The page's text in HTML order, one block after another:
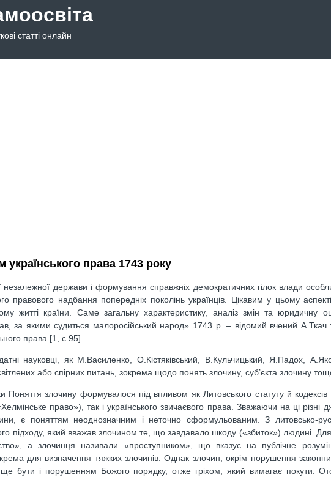
статті онлайн
права 1743 року
держави і формування справжніх демократичних гілок влади
правового надбання попередніх поколінь українців. Цікавим у цьому
житті країни. Саме загальну характеристику, аналіз змін та юридичну
за якими судиться малоросійський народ» 1743 р. – відомий вчений А.Ткач
права [1, c.95].
науковці, як М.Василенко, О.Кістяківський, В.Кульчицький, Я.Падох,
або спірних питань, зокрема щодо понять злочину, суб’єкта злочину
Поняття злочину формувалося під впливом як Литовського статуту й кодексів
право»), так і українського звичаєвого права. Зважаючи на ці різні
є поняттям неоднозначним і неточно сформульованим. З литовсько-
підходу, який вважав злочином те, що завдавало шкоду («збиток») людині.
а злочинця називали «проступником», що вказує на публічне
для визначення тяжких злочинів. Однак злочин, окрім порушення
бути і порушенням Божого порядку, отже гріхом, який вимагає покути.